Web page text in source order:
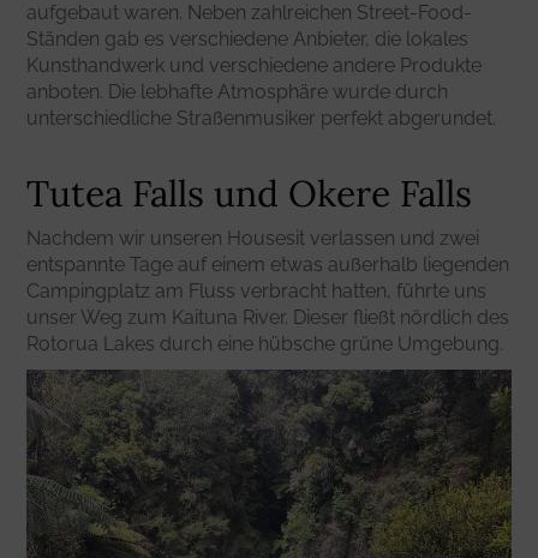
aufgebaut waren. Neben zahlreichen Street-Food-
Ständen gab es verschiedene Anbieter, die lokales
Kunsthandwerk und verschiedene andere Produkte
anboten. Die lebhafte Atmosphäre wurde durch
unterschiedliche Straßenmusiker perfekt abgerundet.
Tutea Falls und Okere Falls
Nachdem wir unseren Housesit verlassen und zwei
entspannte Tage auf einem etwas außerhalb liegenden
Campingplatz am Fluss verbracht hatten, führte uns
unser Weg zum Kaituna River. Dieser fließt nördlich des
Rotorua Lakes durch eine hübsche grüne Umgebung.